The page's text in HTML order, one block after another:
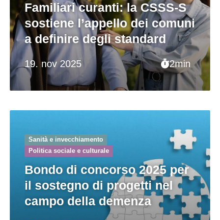
19. nov 2025 2min
Familiari curanti: la CSSS-S
sostiene l’appello dei comuni
a definire degli standard
Sanità e invecchiamento
Politica sociale e culturale
Bondo di concorso 2025 per
il sostegno di progetti nel
campo della demenza